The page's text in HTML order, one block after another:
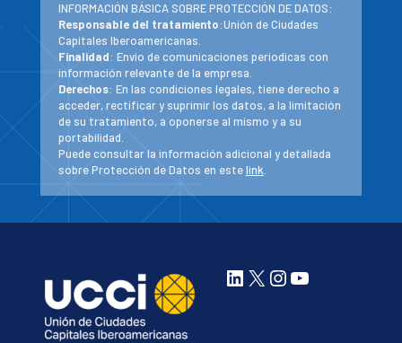
INFORMACIÓN BÁSICA SOBRE PROTECCIÓN DE DATOS:
Responsable del tratamiento:Unión de Ciudades
Capitales Iberoamericanas.
Finalidad: Envío de comunicaciones periodicas con
información relevante de la empresa.
Derechos: En las condiciones legales, tiene derecho a
acceder, rectificar y suprimir los datos, a la limitación
de su tratamiento, a oponerse al mismo y a su
portabilidad.
Puede consultar la información adicional y detallada
sobre Protección de Datos en estelink.
LinkedIn
X Instagram
YouTube